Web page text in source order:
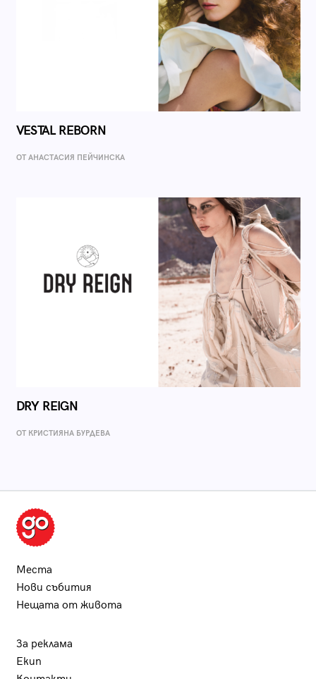
VESTAL REBORN
ОТ AНАСТАСИЯ ПЕЙЧИНСКА
DRY REIGN
ОТ КРИСТИЯНА БУРДЕВА
Места
Нови събития
Нещата от живота
За реклама
Екип